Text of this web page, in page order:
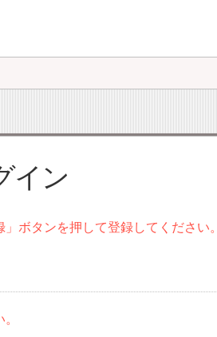
イン
ボタンを押して登録してください。